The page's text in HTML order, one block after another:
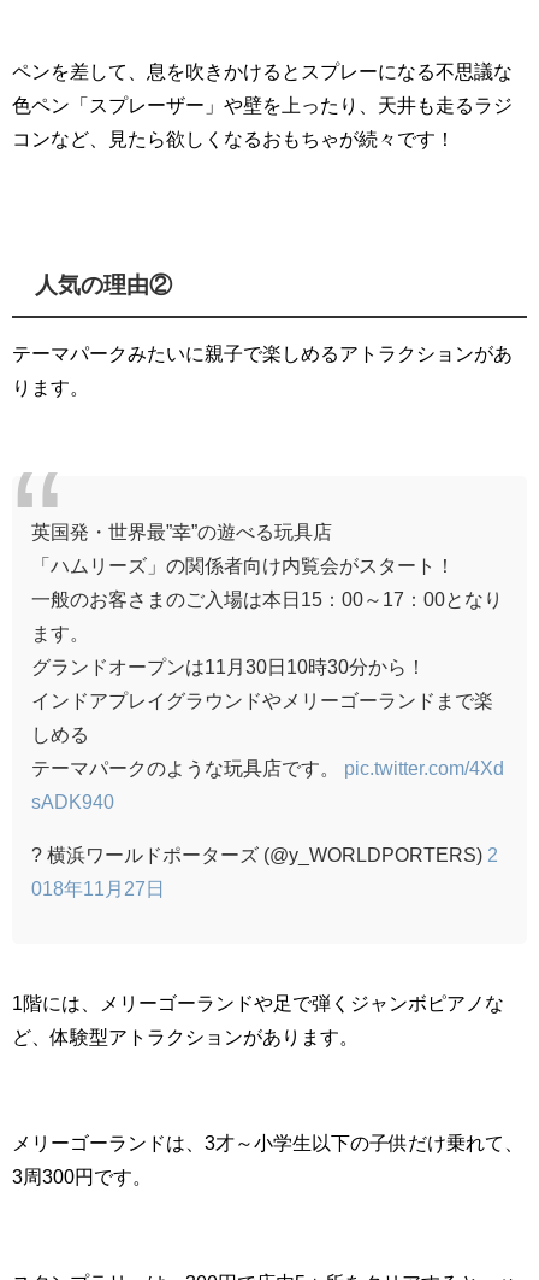
ペンを差して、息を吹きかけるとスプレーになる不思議な
色ペン「スプレーザー」や壁を上ったり、天井も走るラジ
コンなど、見たら欲しくなるおもちゃが続々です！
人気の理由②
テーマパークみたいに親子で楽しめるアトラクションがあ
ります。
英国発・世界最”幸”の遊べる玩具店
「ハムリーズ」の関係者向け内覧会がスタート！
一般のお客さまのご入場は本日15：00～17：00となり
ます。
グランドオープンは11月30日10時30分から！
インドアプレイグラウンドやメリーゴーランドまで楽
しめる
テーマパークのような玩具店です。 pic.twitter.com/4Xd
sADK940
? 横浜ワールドポーターズ (@y_WORLDPORTERS) 2
018年11月27日
1階には、メリーゴーランドや足で弾くジャンボピアノな
ど、体験型アトラクションがあります。
メリーゴーランドは、3才～小学生以下の子供だけ乗れて、
3周300円です。